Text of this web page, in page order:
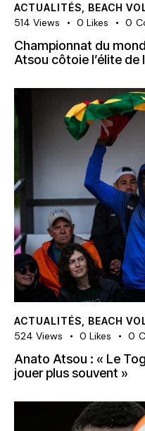
ACTUALITÉS BEACH
514 Views 0 Likes 0
Championnat du
Atsou côtoie l’élite de
ACTUALITÉS BEACH
524 Views 0 Likes 0
Anato Atsou : « Le
jouer plus souvent »